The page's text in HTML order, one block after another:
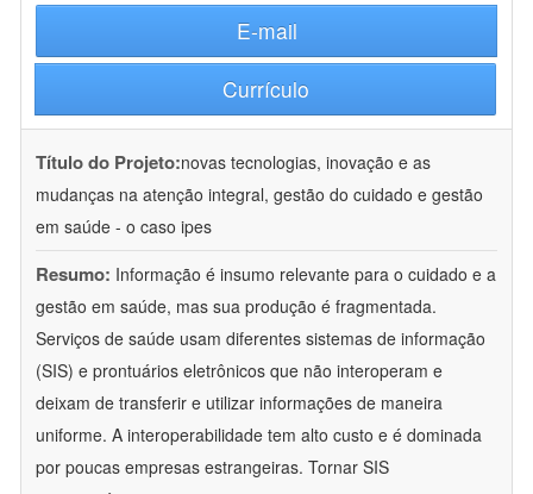
E-mail
Currículo
Título do Projeto:novas tecnologias, inovação e as
mudanças na atenção integral, gestão do cuidado e gestão
em saúde - o caso ipes
Resumo: Informação é insumo relevante para o cuidado e a
gestão em saúde, mas sua produção é fragmentada.
Serviços de saúde usam diferentes sistemas de informação
(SIS) e prontuários eletrônicos que não interoperam e
deixam de transferir e utilizar informações de maneira
uniforme. A interoperabilidade tem alto custo e é dominada
por poucas empresas estrangeiras. Tornar SIS